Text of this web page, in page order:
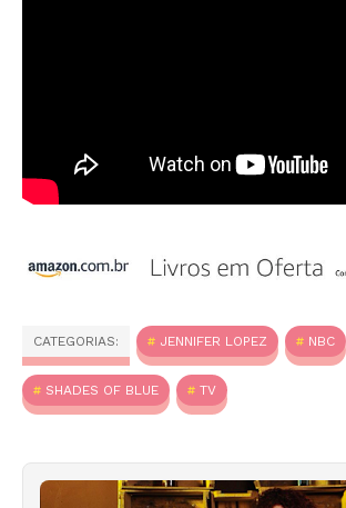
CATEGORIAS: JENNIFER LOPEZ NBC
SHADES OF BLUE TV